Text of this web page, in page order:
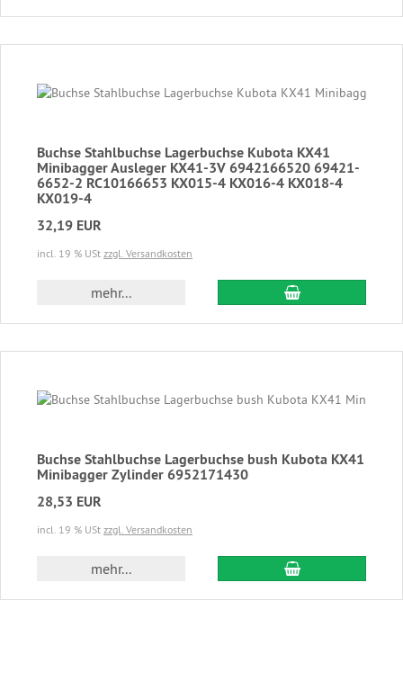
Buchse Stahlbuchse Lagerbuchse Kubota KX41
Minibagger Ausleger KX41-3V 6942166520 69421-
6652-2 RC10166653 KX015-4 KX016-4 KX018-4
KX019-4
32,19 EUR
incl. 19 % USt zzgl. Versandkosten
mehr... In den
Buchse Stahlbuchse Lagerbuchse bush Kubota KX41
Minibagger Zylinder 6952171430
28,53 EUR
incl. 19 % USt zzgl. Versandkosten
mehr... In den